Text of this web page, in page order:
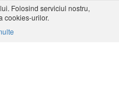
Folosind serviciul nostru,
cookies-urilor.